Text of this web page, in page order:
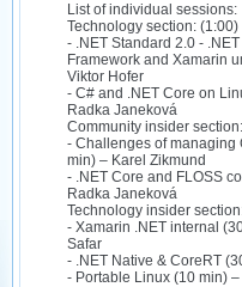
List of individual sessions:
Technology section: (1:00)
- .NET Standard 2.0 -
Framework and Xamarin
Viktor Hofer
- C# and .NET Core on
Radka Janeková
Community insider
- Challenges of managing
min) – Karel Zikmund
- .NET Core and FLOSS
Radka Janeková
Technology insider
- Xamarin .NET internal
Safar
- .NET Native & CoreRT
- Portable Linux (10 min)